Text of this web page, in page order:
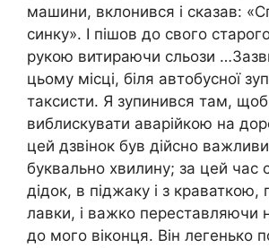
машини, вклонився і сказав:
синку». І пішов до свого
рукою витираючи сльози
цьому місці, біля автобусної
таксисти. Я зупинився там,
виблискувати аварійкою на
цей дзвінок був дійсно
буквально хвилину; за цей час
дідок, в піджаку і з краваткою,
лавки, і важко переставляючи
до мого віконця. Він легенько